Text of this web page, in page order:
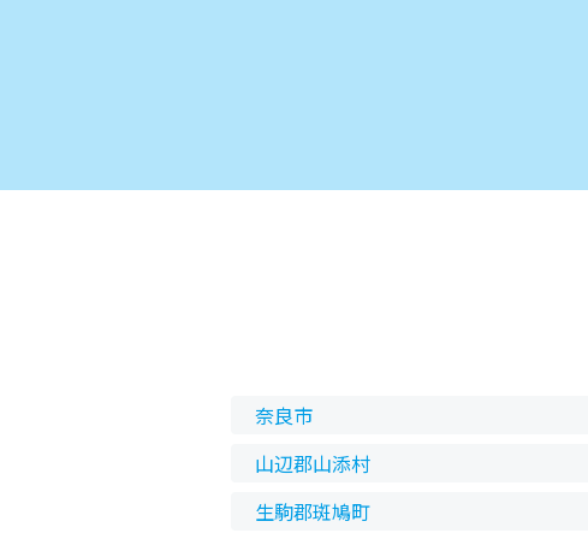
奈良市
山辺郡山添村
生駒郡斑鳩町